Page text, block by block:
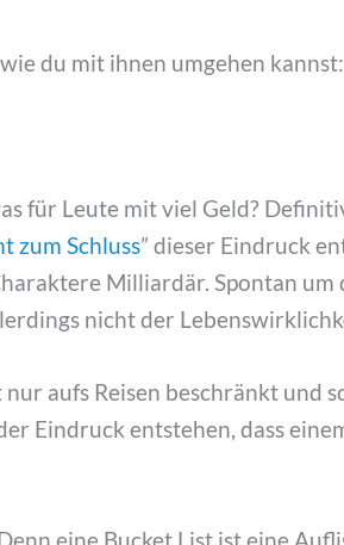
du mit ihnen umgehen kannst:
für Leute mit viel Geld?
zum Schluss” dieser Eindruck
Milliardär. Spontan
nicht der
aufs Reisen beschränkt und
Eindruck entstehen, dass
eine Bucket List ist eine